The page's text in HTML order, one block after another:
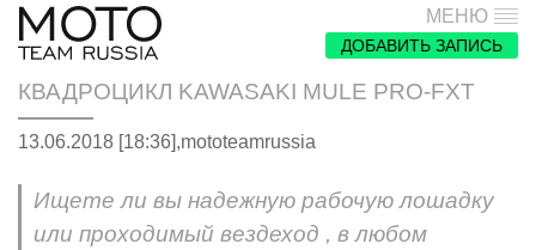
МЕНЮ
ДОБАВИТЬ ЗАПИСЬ
КВАДРОЦИКЛ KAWASAKI MULE PRO-FXT
13.06.2018 [18:36],mototeamrussia
Ищете ли вы надежную рабочую лошадку
или проходимый вездеход , в любом